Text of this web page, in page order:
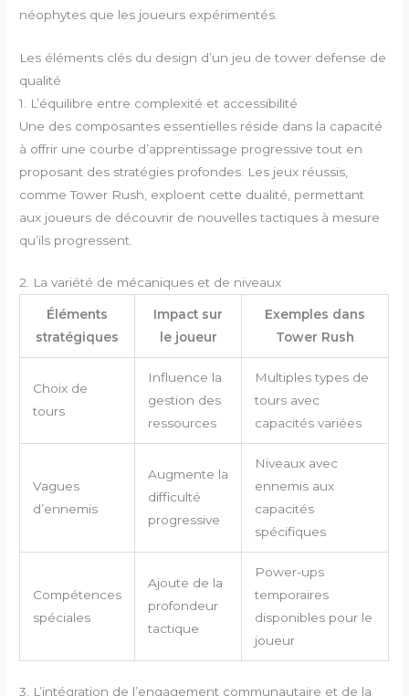
néophytes que les joueurs expérimentés.
Les éléments clés du design d’un jeu de tower defense de
qualité
1. L’équilibre entre complexité et accessibilité
Une des composantes essentielles réside dans la capacité
à offrir une courbe d’apprentissage progressive tout en
proposant des stratégies profondes. Les jeux réussis,
comme Tower Rush, exploent cette dualité, permettant
aux joueurs de découvrir de nouvelles tactiques à mesure
qu’ils progressent.
2. La variété de mécaniques et de niveaux
Éléments
stratégiques
Impact sur
le joueur
Exemples dans
Tower Rush
Choix de
tours
Influence la
gestion des
ressources
Multiples types de
tours avec
capacités variées
Vagues
d’ennemis
Augmente la
difficulté
progressive
Niveaux avec
ennemis aux
capacités
spécifiques
Compétences
spéciales
Ajoute de la
profondeur
tactique
Power-ups
temporaires
disponibles pour le
joueur
3. L’intégration de l’engagement communautaire et de la